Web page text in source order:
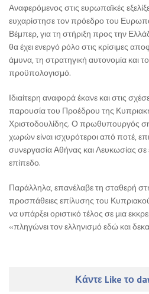
Αναφερόμενος στις ευρωπαϊκές
ευχαρίστησε τον πρόεδρο του
Βέμπερ, για τη στήριξη προς την
θα έχει ενεργό ρόλο στις κρίσιμες
άμυνα, τη στρατηγική αυτονομία και
προϋπολογισμό.
Ιδιαίτερη αναφορά έκανε και στις
παρουσία του Προέδρου της
Χριστοδουλίδης. Ο πρωθυπουργός
χωρών είναι ισχυρότεροι από ποτέ,
συνεργασία Αθήνας και Λευκωσίας σε
επίπεδο.
Παράλληλα, επανέλαβε τη σταθερή
προσπάθειες επίλυσης του
να υπάρξει οριστικό τέλος σε μια
«πληγώνει τον ελληνισμό εδώ και
Κάντε Like το